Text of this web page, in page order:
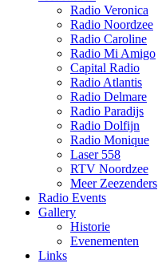
Radio Veronica
Radio Noordzee
Radio Caroline
Radio Mi Amigo
Capital Radio
Radio Atlantis
Radio Delmare
Radio Paradijs
Radio Dolfijn
Radio Monique
Laser 558
RTV Noordzee
Meer Zeezenders
Radio Events
Gallery
Historie
Evenementen
Links